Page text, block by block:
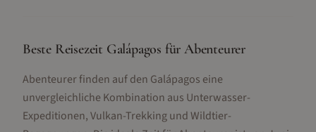
Beste Reisezeit Galápagos für Abenteurer
Abenteurer finden auf den Galápagos eine
unvergleichliche Kombination aus Unterwasser-
Expeditionen, Vulkan-Trekking und Wildtier-